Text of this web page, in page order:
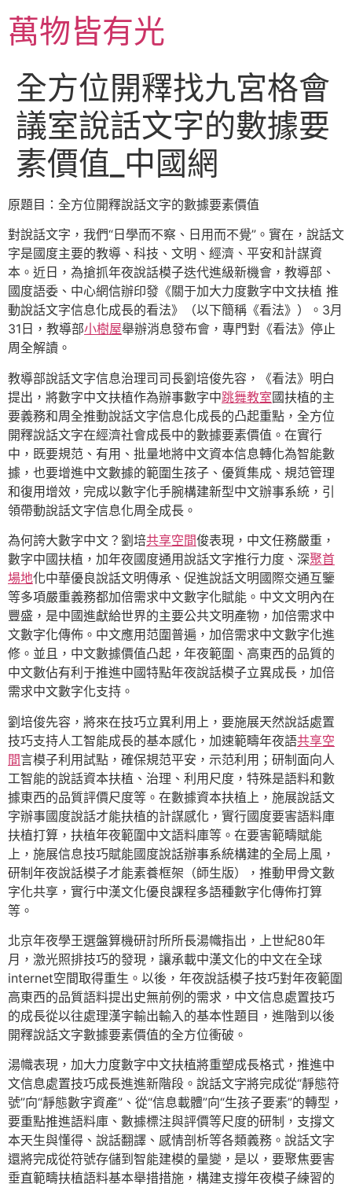
主萬物皆有光
全方位開釋找九宮格會
議室說話文字的數據要
素價值_中國網
原題目：全方位開釋說話文字的數據要素價值
對說話文字，我們“日學而不察、日用而不覺”。實在，說話文
字是國度主要的教導、科技、文明、經濟、平安和計謀資
本。近日，為搶抓年夜說話模子迭代進級新機會，教導部、
國度語委、中心網信辦印發《關于加大力度數字中文扶植 推
動說話文字信息化成長的看法》（以下簡稱《看法》）。3月
31日，教導部小樹屋舉辦消息發布會，專門對《看法》停止
周全解讀。
教導部說話文字信息治理司司長劉培俊先容，《看法》明白
提出，將數字中文扶植作為辦事數字中跳舞教室國扶植的主
要義務和周全推動說話文字信息化成長的凸起重點，全方位
開釋說話文字在經濟社會成長中的數據要素價值。在實行
中，既要規范、有用、批量地將中文資本信息轉化為智能數
據，也要增進中文數據的範圍生孩子、優質集成、規范管理
和復用增效，完成以數字化手腕構建新型中文辦事系統，引
領帶動說話文字信息化周全成長。
為何誇大數字中文？劉培共享空間俊表現，中文任務嚴重，
數字中國扶植，加年夜國度通用說話文字推行力度、深聚首
場地化中華優良說話文明傳承、促進說話文明國際交通互鑒
等多項嚴重義務都加倍需求中文數字化賦能。中文文明內在
豐盛，是中國進獻給世界的主要公共文明產物，加倍需求中
文數字化傳佈。中文應用范圍普遍，加倍需求中文數字化進
修。並且，中文數據價值凸起，年夜範圍、高東西的品質的
中文數佔有利于推進中國特點年夜說話模子立異成長，加倍
需求中文數字化支持。
劉培俊先容，將來在技巧立異利用上，要施展天然說話處置
技巧支持人工智能成長的基本感化，加速範疇年夜語共享空
間言模子利用試點，確保規范平安，示范利用；研制面向人
工智能的說話資本扶植、治理、利用尺度，特殊是語料和數
據東西的品質評價尺度等。在數據資本扶植上，施展說話文
字辦事國度說話才能扶植的計謀感化，實行國度要害語料庫
扶植打算，扶植年夜範圍中文語料庫等。在要害範疇賦能
上，施展信息技巧賦能國度說話辦事系統構建的全局上風，
研制年夜說話模子才能素養框架（師生版），推動甲骨文數
字化共享，實行中漢文化優良課程多語種數字化傳佈打算
等。
北京年夜學王選盤算機研討所所長湯幟指出，上世紀80年
月，激光照排技巧的發現，讓承載中漢文化的中文在全球
internet空間取得重生。以後，年夜說話模子技巧對年夜範圍
高東西的品質語料提出史無前例的需求，中文信息處置技巧
的成長從以往處理漢字輸出輸入的基本性題目，進階到以後
開釋說話文字數據要素價值的全方位衝破。
湯幟表現，加大力度數字中文扶植將重塑成長格式，推進中
文信息處置技巧成長進進新階段。說話文字將完成從“靜態符
號”向“靜態數字資產”、從“信息載體”向“生孩子要素”的轉型，
要重點推進語料庫、數據標注與評價等尺度的研制，支撐文
本天生與懂得、說話翻譯、感情剖析等各類義務。說話文字
還將完成從符號存儲到智能建模的量變，是以，要聚焦要害
垂直範疇扶植語料基本舉措措施，構建支撐年夜模子練習的